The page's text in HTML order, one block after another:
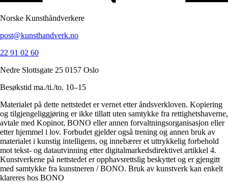
Norske Kunsthåndverkere
post@kunsthandverk.no
22 91 02 60
Nedre Slottsgate 25 0157 Oslo
Besøkstid ma./ti./to. 10–15
Materialet på dette nettstedet er vernet etter åndsverkloven. Kopiering
og tilgjengeliggjøring er ikke tillatt uten samtykke fra rettighetshaverne,
avtale med Kopinor, BONO eller annen forvaltningsorganisasjon eller
etter hjemmel i lov. Forbudet gjelder også trening og annen bruk av
materialet i kunstig intelligens, og innebærer et uttrykkelig forbehold
mot tekst- og datautvinning etter digitalmarkedsdirektivet artikkel 4.
Kunstverkene på nettstedet er opphavsrettslig beskyttet og er gjengitt
med samtykke fra kunstneren / BONO. Bruk av kunstverk kan enkelt
klareres hos BONO